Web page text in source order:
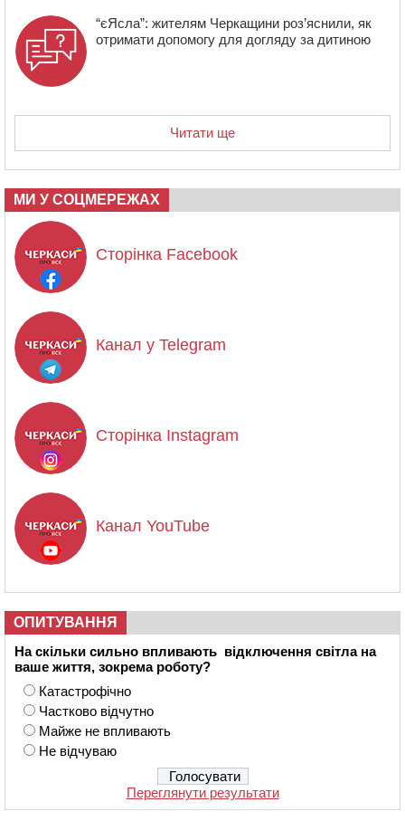
“єЯсла”: жителям Черкащини роз’яснили, як
отримати допомогу для догляду за дитиною
Читати ще
МИ У СОЦМЕРЕЖАХ
Сторінка Facebook
Канал у Telegram
Сторінка Instagram
Канал YouTube
ОПИТУВАННЯ
На скільки сильно впливають відключення світла на
ваше життя, зокрема роботу?
Катастрофічно
Частково відчутно
Майже не впливають
Не відчуваю
Переглянути результати